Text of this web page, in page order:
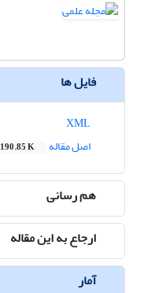
فایل ها
اصل مقاله
190.85 K
هم رسانی
ارجاع به این مقاله
آمار